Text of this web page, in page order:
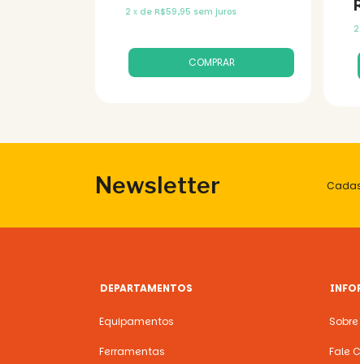
2 x de R$59,95 sem juros
2
Newsletter
DEPARTAMENTOS
Equipamentos
Ferramentas
Sobre
Fale